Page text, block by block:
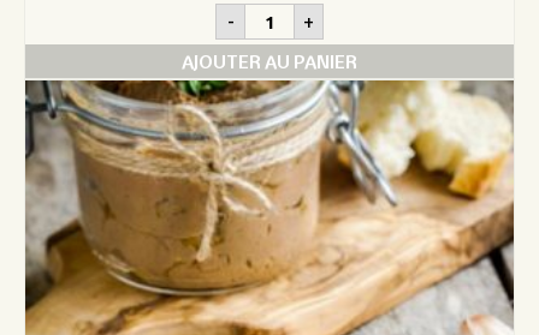
- quantité
de
Pâté
mexicain
6"
+
AJOUTER AU PANIER